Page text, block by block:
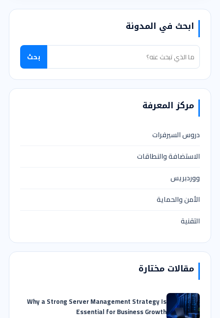
ابحث في المدونة
بحث
مركز المعرفة
دروس السيرفرات
الاستضافة والنطاقات
ووردبريس
الأمن والحماية
التقنية
مقالات مختارة
Why a Strong Server Management Strategy Is
Essential for Business Growth